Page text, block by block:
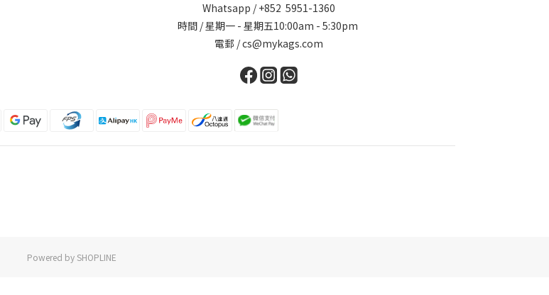
Whatsapp / +852 5951-1360
時間 / 星期一 - 星期五10:00am - 5:30pm
電郵 / cs@mykags.com
Powered by SHOPLINE